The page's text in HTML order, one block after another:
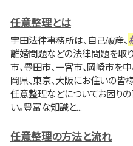
任意整理とは
宇田法律事務所は、自己破産、
離婚問題などの法律問題を取り
市、豊田市、一宮市、岡崎市を
岡県、東京、大阪にお住いの皆
任意整理などについてお困り
い。豊富な知識と...
任意整理の方法と流れ